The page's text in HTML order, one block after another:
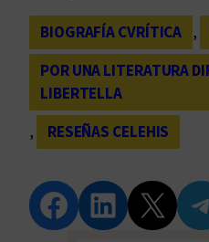
BIOGRAFÍA CVRÍTICA ,
POR UNA LITERATURA
LIBERTELLA
,
RESEÑAS CELEHIS
Compartir en Facebook Compartir en LinkedIn Compartir en Twitter Compartir en Telegram